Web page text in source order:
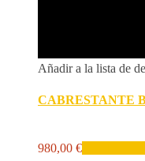
Añadir a la lista de
CABRESTANTE
980,00 €